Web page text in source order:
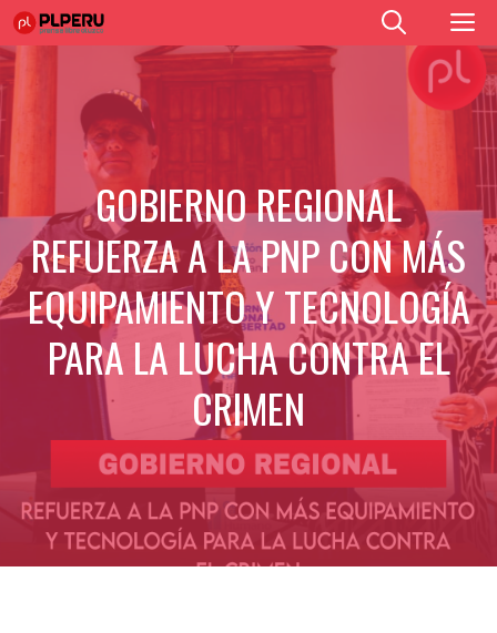
Saltar
al
contenido
GOBIERNO REGIONAL
REFUERZA A LA PNP CON MÁS
EQUIPAMIENTO Y TECNOLOGÍA
PARA LA LUCHA CONTRA EL
CRIMEN